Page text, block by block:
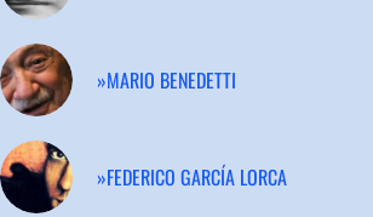
»MARIO BENEDETTI
»FEDERICO GARCÍA LORCA